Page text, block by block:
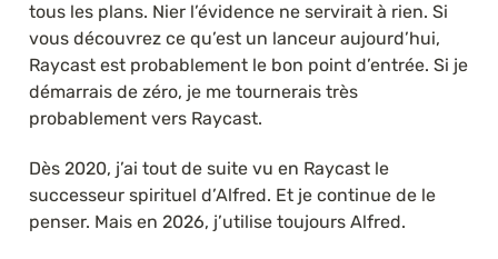
tous les plans. Nier l’évidence ne servirait à rien. Si
vous découvrez ce qu’est un lanceur aujourd’hui,
Raycast est probablement le bon point d’entrée. Si je
démarrais de zéro, je me tournerais très
probablement vers Raycast.
Dès 2020, j’ai tout de suite vu en Raycast le
successeur spirituel d’Alfred. Et je continue de le
penser. Mais en 2026, j’utilise toujours Alfred.